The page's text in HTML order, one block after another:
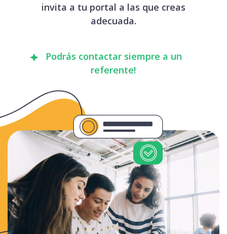
invita a tu portal a las que creas
adecuada.
Podrás contactar siempre a un
referente!